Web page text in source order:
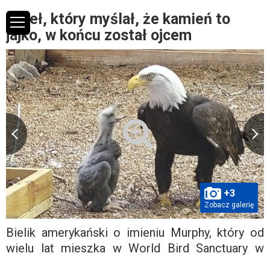
Orzeł, który myślał, że kamień to
jajko, w końcu został ojcem
+3
Zobacz galerię
Bielik amerykański o imieniu Murphy, który od
wielu lat mieszka w World Bird Sanctuary w